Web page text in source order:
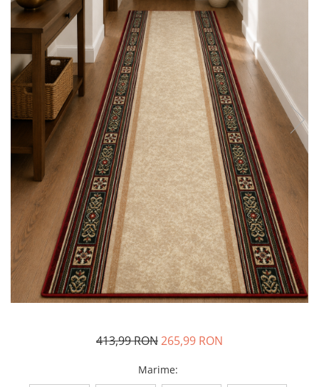
413,99 RON265,99 RON
Marime: